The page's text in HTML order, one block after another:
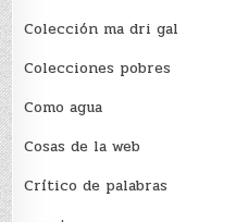
Colección ma dri gal
Colecciones pobres
Como agua
Cosas de la web
Crítico de palabras